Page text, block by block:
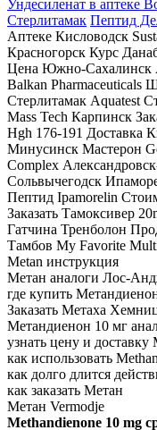
Ундесиленат в аптеке
Стерлитамак Пептид
Аптеке Кисловодск
Красногорск Курс
Цена Южно-Сахалинск
Balkan Pharmaceuticals
Стерлитамак Aquatest
Mass Tech Карпинск
Hgh 176-191 Доставка
Минусинск Мастерон
Complex
Сольвычегодск
Пептид Ipamorelin
Заказать Тамоксивер
Гатчина Тренболон
Тамбов My Favorite
Metan инструкция
Метан аналоги Лос-
где купить
Заказать Метаха
Метандиенон 10 мг
узнать цену и доставку
как использовать
как долго длится
как заказать Метан
Метан Vermodje
Methandienone 10 mg